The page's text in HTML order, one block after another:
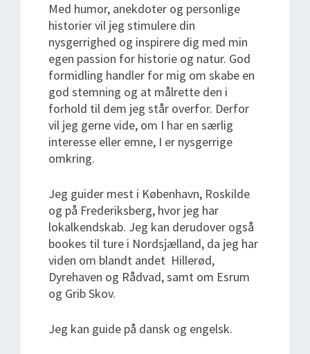
Med humor, anekdoter og personlige
historier vil jeg stimulere din
nysgerrighed og inspirere dig med min
egen passion for historie og natur. God
formidling handler for mig om skabe en
god stemning og at målrette den i
forhold til dem jeg står overfor. Derfor
vil jeg gerne vide, om I har en særlig
interesse eller emne, I er nysgerrige
omkring.
Jeg guider mest i København, Roskilde
og på Frederiksberg, hvor jeg har
lokalkendskab. Jeg kan derudover også
bookes til ture i Nordsjælland, da jeg har
viden om blandt andet Hillerød,
Dyrehaven og Rådvad, samt om Esrum
og Grib Skov.
Jeg kan guide på dansk og engelsk.